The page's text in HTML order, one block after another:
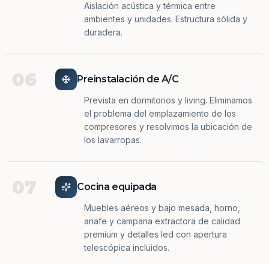
Aislación acústica y térmica entre
ambientes y unidades. Estructura sólida y
duradera.
06 Preinstalación de A/C
Prevista en dormitorios y living. Eliminamos
el problema del emplazamiento de los
compresores y resolvimos la ubicación de
los lavarropas.
07 Cocina equipada
Muebles aéreos y bajo mesada, horno,
anafe y campana extractora de calidad
premium y detalles led con apertura
telescópica incluidos.